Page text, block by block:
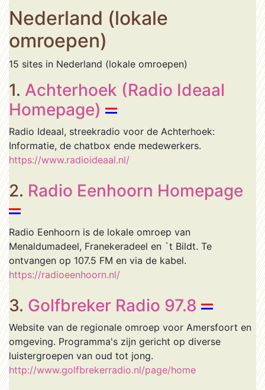
Nederland (lokale
omroepen)
15 sites in Nederland (lokale omroepen)
1. Achterhoek (Radio Ideaal
Homepage)
Radio Ideaal, streekradio voor de Achterhoek:
Informatie, de chatbox ende medewerkers.
https://www.radioideaal.nl/
2. Radio Eenhoorn Homepage
Radio Eenhoorn is de lokale omroep van
Menaldumadeel, Franekeradeel en `t Bildt. Te
ontvangen op 107.5 FM en via de kabel.
https://radioeenhoorn.nl/
3. Golfbreker Radio 97.8
Website van de regionale omroep voor Amersfoort en
omgeving. Programma's zijn gericht op diverse
luistergroepen van oud tot jong.
http://www.golfbrekerradio.nl/page/home